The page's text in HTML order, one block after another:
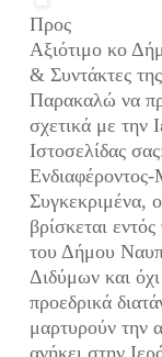
Προς
Αξιότιμο κο
& Συντάκτες
Παρακαλώ να
σχετικά με την
Ιστοσελίδας
Συγκεκριμένα,
βρίσκεται
του Δήμου
Διδύμων και
προεδρικά
μαρτυρούν την